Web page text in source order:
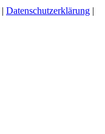
| Datenschutzerklärung |